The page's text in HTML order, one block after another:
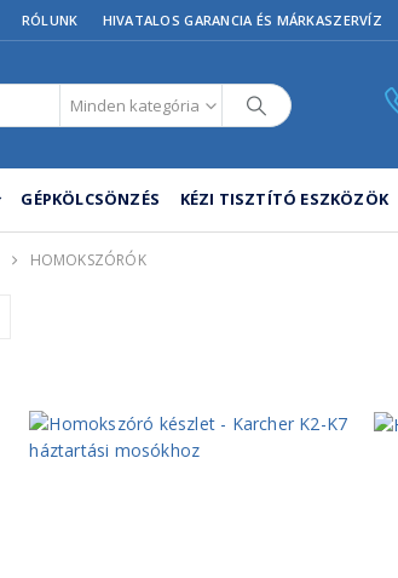
RÓLUNK HIVATALOS GARANCIA ÉS MÁRKASZERVÍZ
Minden kategória
GÉPKÖLCSÖNZÉS KÉZI TISZTÍTÓ ESZKÖZÖK
HOMOKSZÓRÓK